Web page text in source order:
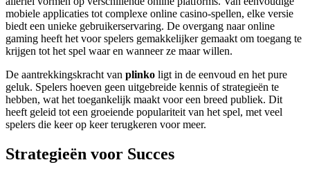
mobiele applicaties tot complexe online casino-spellen, elke versie
biedt een unieke gebruikerservaring. De overgang naar online
gaming heeft het voor spelers gemakkelijker gemaakt om toegang te
krijgen tot het spel waar en wanneer ze maar willen.
De aantrekkingskracht van plinko ligt in de eenvoud en het pure
geluk. Spelers hoeven geen uitgebreide kennis of strategieën te
hebben, wat het toegankelijk maakt voor een breed publiek. Dit
heeft geleid tot een groeiende populariteit van het spel, met veel
spelers die keer op keer terugkeren voor meer.
Strategieën voor Succes